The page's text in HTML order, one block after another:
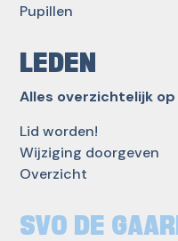
Pupillen
LEDEN
Alles overzichtelijk
Lid worden!
Wijziging doorgeven
Overzicht
SVO DE